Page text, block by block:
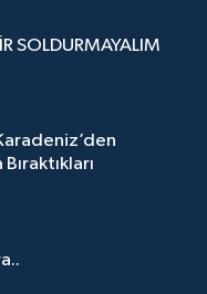
SOLDURMAYALIM